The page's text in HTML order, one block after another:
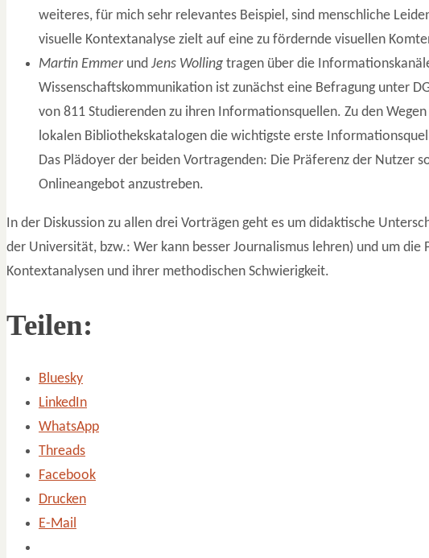
weiteres, für mich sehr relevantes Beispiel, sind menschliche
visuelle Kontextanalyse zielt auf eine zu fördernde visuellen
Martin Emmerund Jens Wolling tragen über die
Wissenschaftskommunikation ist zunächst eine Befragung unter
von 811 Studierenden zu ihren Informationsquellen. Zu den
lokalen Bibliothekskatalogen die wichtigste erste
Das Plädoyer der beiden Vortragenden: Die Präferenz der
Onlineangebot anzustreben.
In der Diskussion zu allen drei Vorträgen geht es um didaktische
der Universität, bzw.: Wer kann besser Journalismus lehren) und um
Kontextanalysen und ihrer methodischen Schwierigkeit.
Teilen:
Bluesky
LinkedIn
WhatsApp
Threads
Facebook
Drucken
E-Mail